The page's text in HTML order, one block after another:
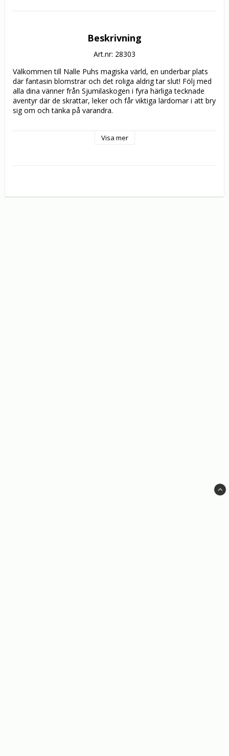
Beskrivning
Art.nr: 28303
Välkommen till Nalle Puhs magiska värld, en underbar plats
där fantasin blomstrar och det roliga aldrig tar slut! Följ med
alla dina vänner från Sjumilaskogen i fyra härliga tecknade
äventyr där de skrattar, leker och får viktiga lärdomar i att bry
sig om och tänka på varandra.
gjort tidigare: att flytta hemifrån! Efter en kort utflykt kommer
sveper genom hela Sjumilaskogen. Och konstigheterna
Visa mer